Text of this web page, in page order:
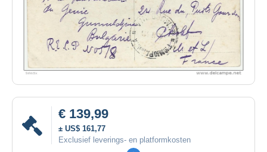
€ 139,99
± US$ 161,77
Exclusief leverings- en platformkosten